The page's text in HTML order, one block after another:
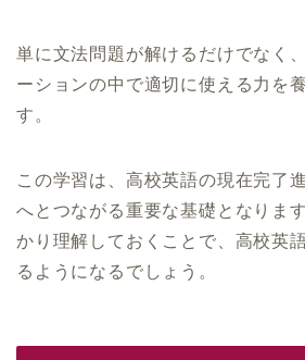
単に文法問題が解けるだけでなく
ーションの中で適切に使える力を
す。
この学習は、高校英語の現在完了
へとつながる重要な基礎となりま
かり理解しておくことで、高校英
るようになるでしょう。